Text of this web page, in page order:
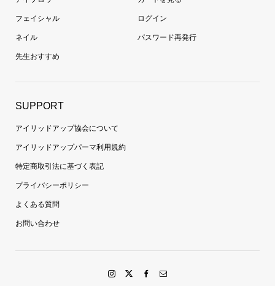
フェイシャル
ネイル
先生おすすめ
ログイン
パスワード再発行
SUPPORT
アイリッドアップ協会について
アイリッドアップパーマ利用規約
特定商取引法に基づく表記
プライバシーポリシー
よくある質問
お問い合わせ